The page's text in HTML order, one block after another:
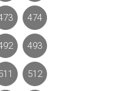
474
493
512